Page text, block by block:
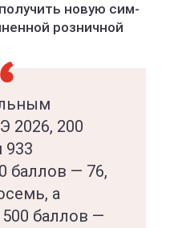
новую сим-
розничной
2026, 200
933
баллов — 76,
а
баллов —